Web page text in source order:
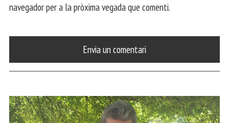
navegador per a la pròxima vegada que comenti.